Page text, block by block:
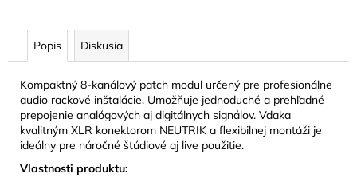
Popis Diskusia
Kompaktný 8-kanálový patch modul určený pre profesionálne
audio rackové inštalácie. Umožňuje jednoduché a prehľadné
prepojenie analógových aj digitálnych signálov. Vďaka
kvalitným XLR konektorom NEUTRIK a flexibilnej montáži je
ideálny pre náročné štúdiové aj live použitie.
Vlastnosti produktu: